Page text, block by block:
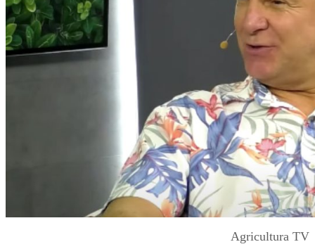
Agricultura TV